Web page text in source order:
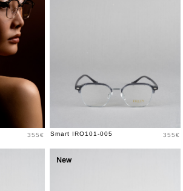
Prix
355€ Smart IRO101-005 Prix
355€
New